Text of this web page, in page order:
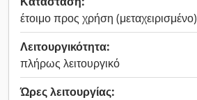
έτοιμο προς χρήση (μεταχειρισμένο)
Λειτουργικότητα:
πλήρως λειτουργικό
Ώρες λειτουργίας: